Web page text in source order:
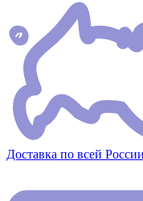
Доставка по всей